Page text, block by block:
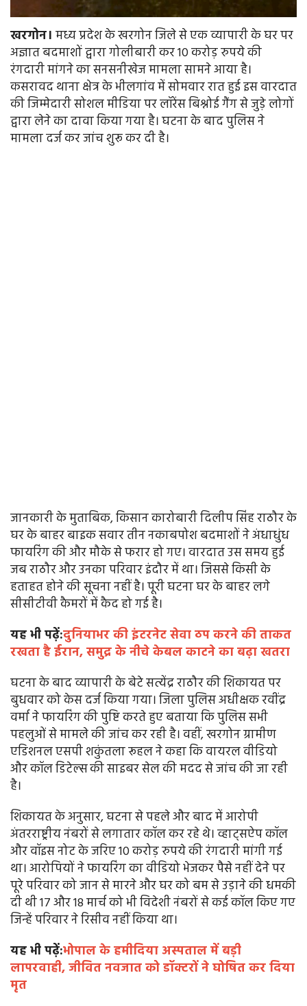
खरगोन। मध्य प्रदेश के खरगोन जिले से एक व्यापारी के घर पर
अज्ञात बदमाशों द्वारा गोलीबारी कर 10 करोड़ रुपये की
रंगदारी मांगने का सनसनीखेज मामला सामने आया है।
कसरावद थाना क्षेत्र के भीलगांव में सोमवार रात हुई इस वारदात
की जिम्मेदारी सोशल मीडिया पर लॉरेंस बिश्नोई गैंग से जुड़े लोगों
द्वारा लेने का दावा किया गया है। घटना के बाद पुलिस ने
मामला दर्ज कर जांच शुरू कर दी है।
जानकारी के मुताबिक, किसान कारोबारी दिलीप सिंह राठौर के
घर के बाहर बाइक सवार तीन नकाबपोश बदमाशों ने अंधाधुंध
फायरिंग की और मौके से फरार हो गए। वारदात उस समय हुई
जब राठौर और उनका परिवार इंदौर में था। जिससे किसी के
हताहत होने की सूचना नहीं है। पूरी घटना घर के बाहर लगे
सीसीटीवी कैमरों में कैद हो गई है।
यह भी पढ़ें:दुनियाभर की इंटरनेट सेवा ठप करने की ताकत
रखता है ईरान, समुद्र के नीचे केबल काटने का बढ़ा खतरा
घटना के बाद व्यापारी के बेटे सत्येंद्र राठौर की शिकायत पर
बुधवार को केस दर्ज किया गया। जिला पुलिस अधीक्षक रवींद्र
वर्मा ने फायरिंग की पुष्टि करते हुए बताया कि पुलिस सभी
पहलुओं से मामले की जांच कर रही है। वहीं, खरगोन ग्रामीण
एडिशनल एसपी शकुंतला रूहल ने कहा कि वायरल वीडियो
और कॉल डिटेल्स की साइबर सेल की मदद से जांच की जा रही
है।
शिकायत के अनुसार, घटना से पहले और बाद में आरोपी
अंतरराष्ट्रीय नंबरों से लगातार कॉल कर रहे थे। व्हाट्सऐप कॉल
और वॉइस नोट के जरिए 10 करोड़ रुपये की रंगदारी मांगी गई
था। आरोपियों ने फायरिंग का वीडियो भेजकर पैसे नहीं देने पर
पूरे परिवार को जान से मारने और घर को बम से उड़ाने की धमकी
दी थी 17 और 18 मार्च को भी विदेशी नंबरों से कई कॉल किए गए
जिन्हें परिवार ने रिसीव नहीं किया था।
यह भी पढ़ें:भोपाल के हमीदिया अस्पताल में बड़ी
लापरवाही, जीवित नवजात को डॉक्टरों ने घोषित कर दिया
मृत